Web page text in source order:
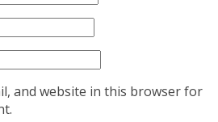
and website in this browser for